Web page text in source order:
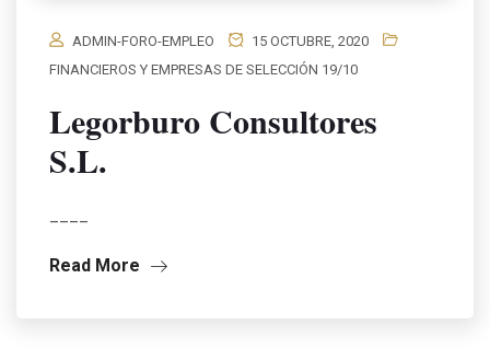
ADMIN-FORO-EMPLEO
15 OCTUBRE, 2020
FINANCIEROS Y EMPRESAS DE SELECCIÓN 19/10
Legorburo Consultores
S.L.
Read More